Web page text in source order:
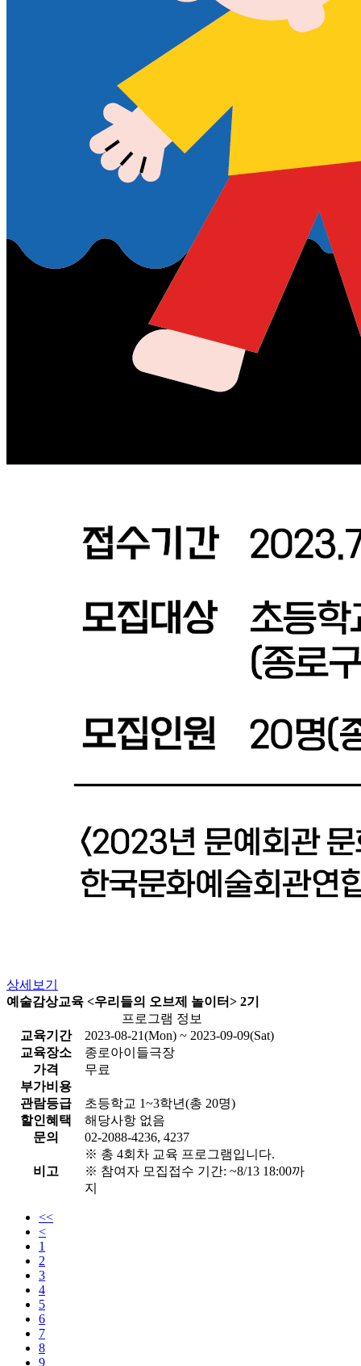
상세보기
예술감상교육 <우리들의 오브제 놀이터> 2기
프로그램 정보
교육기간
2023-08-21(Mon) ~ 2023-09-09(Sat)
교육장소
종로아이들극장
가격
무료
부가비용
관람등급
초등학교 1~3학년(총 20명)
할인혜택
해당사항 없음
문의
02-2088-4236, 4237
비고
※ 총 4회차 교육 프로그램입니다.
※ 참여자 모집접수 기간: ~8/13 18:00까
지
<<
<
1
2
3
4
5
6
7
8
9